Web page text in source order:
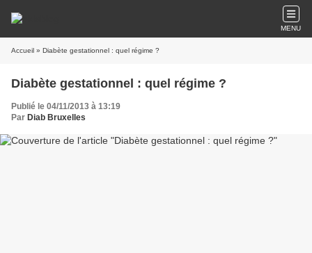
MENU
Accueil » Diabète gestationnel : quel régime ?
Diabète gestationnel : quel régime ?
Publié le 04/11/2013 à 13:19
Par Diab Bruxelles